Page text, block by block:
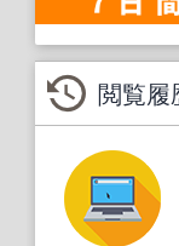
閲覧履